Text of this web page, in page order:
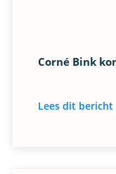
Corné Bink
Lees dit bericht